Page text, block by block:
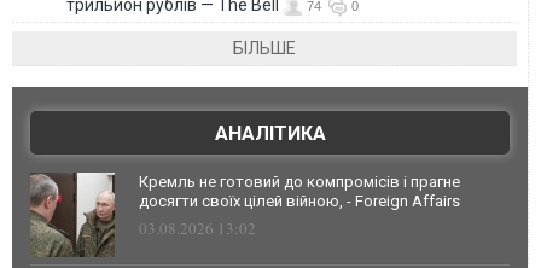
трильйон рублів — The Bell 74 0
БІЛЬШЕ
АНАЛІТИКА
Кремль не готовий до компромісів і прагне
досягти своїх цілей війною, - Foreign Affairs
03.08.2026 13:02